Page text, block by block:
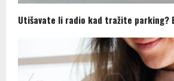
Utišavate li radio kad tražite parking?